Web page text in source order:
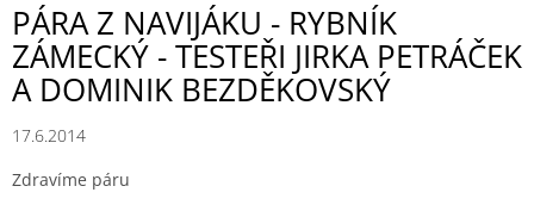
PÁRA Z NAVIJÁKU - RYBNÍK
ZÁMECKÝ - TESTEŘI JIRKA PETRÁČEK
A DOMINIK BEZDĚKOVSKÝ
17.6.2014
Zdravíme páru